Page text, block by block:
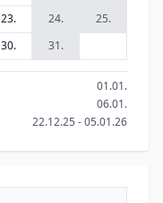
23. 24.
25.
30. 31.
01.01.
06.01.
22.12.25 - 05.01.26